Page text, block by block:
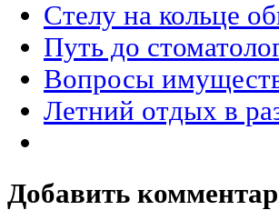
Стелу на кольце
Путь до
Вопросы
Летний отдых в
Добавить